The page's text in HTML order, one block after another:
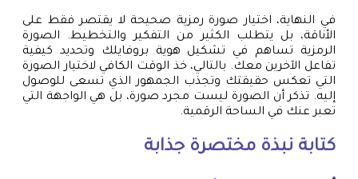
في النهاية، اختيار صورة رمزية صحيحة لا يقتصر فقط على
الأناقة، بل يتطلب الكثير من التفكير والتخطيط. الصورة
الرمزية تساهم في تشكيل هوية بروفايلك وتحديد كيفية
تفاعل الآخرين معك. بالتالي، خذ الوقت الكافي لاختيار الصورة
التي تعكس حقيقتك وتجذب الجمهور الذي تسعى للوصول
إليه. تذكر أن الصورة ليست مجرد صورة، بل هي الواجهة التي
تعبر عنك في الساحة الرقمية.
كتابة نبذة مختصرة جذابة